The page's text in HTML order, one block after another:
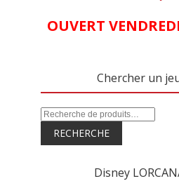
OUVERT
Chercher un
RECHERCHE
Disney